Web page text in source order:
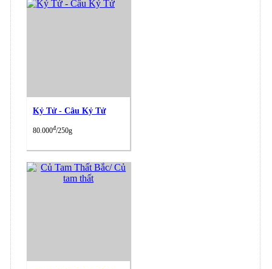
Kỷ Tử - Câu Kỷ Tử
80.000đ/250g